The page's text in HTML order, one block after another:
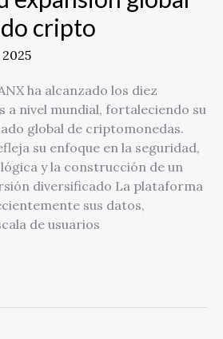
cripto
ha alcanzado los diez
a nivel mundial, fortaleciendo su
global de criptomonedas.
su enfoque en la seguridad,
y la construcción de un
diversificado La plataforma
sus datos,
de usuarios